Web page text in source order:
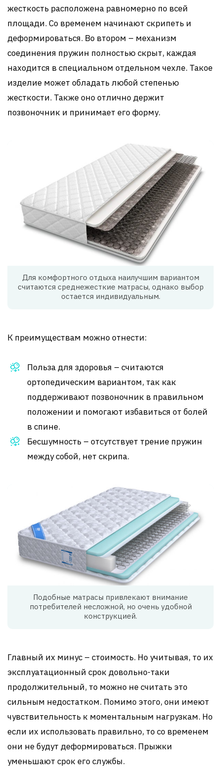
жесткость расположена равномерно по всей
площади. Со временем начинают скрипеть и
деформироваться. Во втором – механизм
соединения пружин полностью скрыт, каждая
находится в специальном отдельном чехле. Такое
изделие может обладать любой степенью
жесткости. Также оно отлично держит
позвоночник и принимает его форму.
Для комфортного отдыха наилучшим вариантом
считаются среднежесткие матрасы, однако выбор
остается индивидуальным.
К преимуществам можно отнести:
Польза для здоровья – считаются
ортопедическим вариантом, так как
поддерживают позвоночник в правильном
положении и помогают избавиться от болей
в спине.
Бесшумность – отсутствует трение пружин
между собой, нет скрипа.
Подобные матрасы привлекают внимание
потребителей несложной, но очень удобной
конструкцией.
Главный их минус – стоимость. Но учитывая, то их
эксплуатационный срок довольно-таки
продолжительный, то можно не считать это
сильным недостатком. Помимо этого, они имеют
чувствительность к моментальным нагрузкам. Но
если их использовать правильно, то со временем
они не будут деформироваться. Прыжки
уменьшают срок его службы.